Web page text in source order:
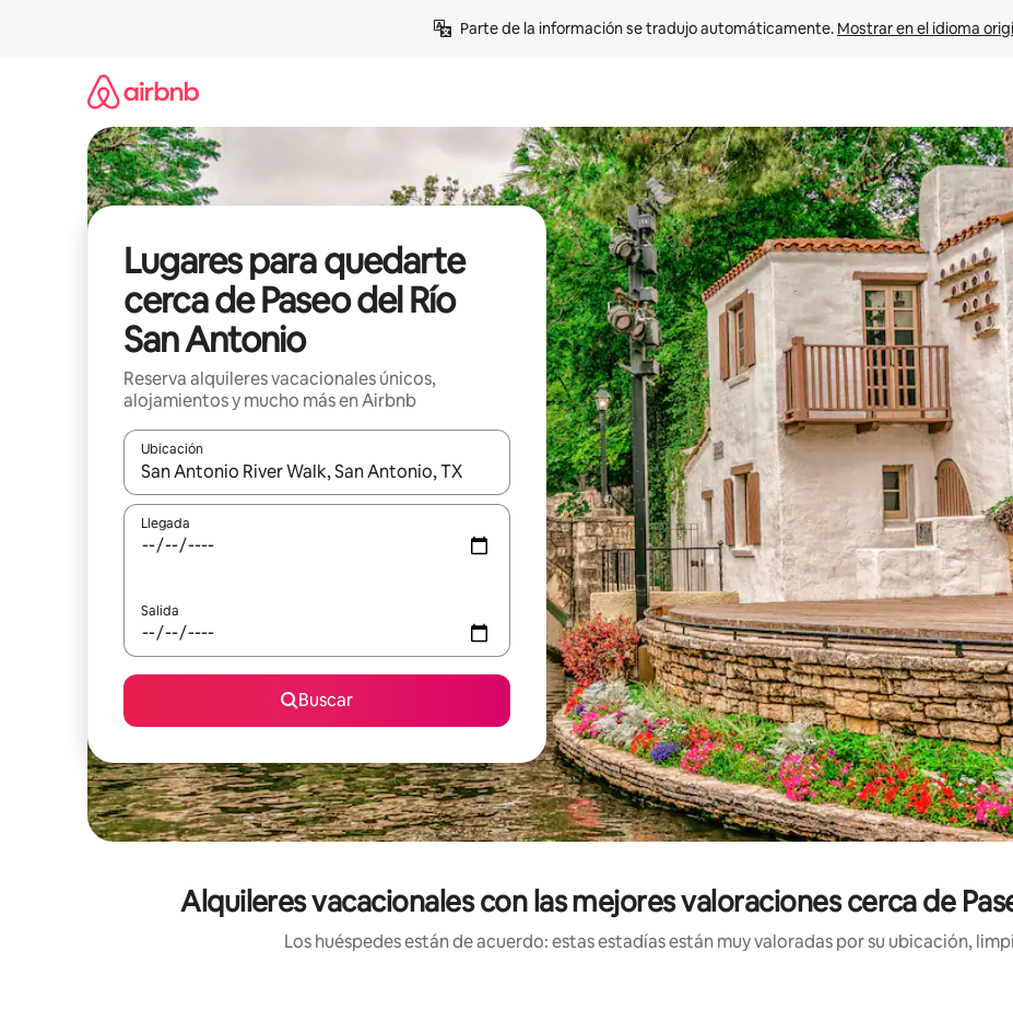
Parte de la información se tradujo automáticamente. Mostrar en el idioma
Lugares para quedarte
cerca de Paseo del Río
San Antonio
Reserva alquileres vacacionales únicos,
alojamientos y mucho más en Airbnb
Ubicación
Cuando los resultados estén disponibles, navega con las teclas de flecha hacia arriba y hacia abajo o explora con el tacto o
Llegada
Salida
Buscar
Alquileres vacacionales con las mejores valoraciones cerca de
Los huéspedes están de acuerdo: estas estadías están muy valoradas por su ubicación,